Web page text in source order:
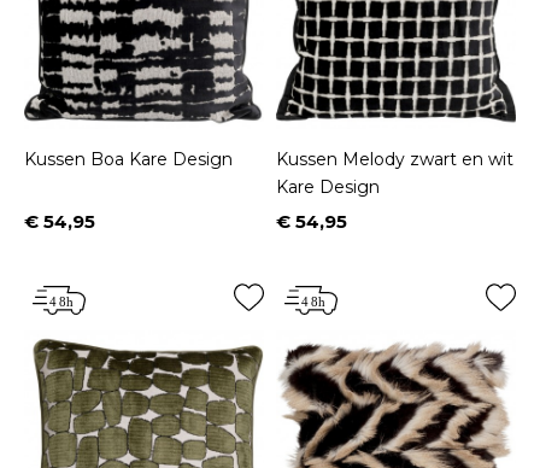
Kussen Boa Kare Design
Prijs
€ 54,95
Kussen Melody zwart en wit
Kare Design
Prijs
€ 54,95